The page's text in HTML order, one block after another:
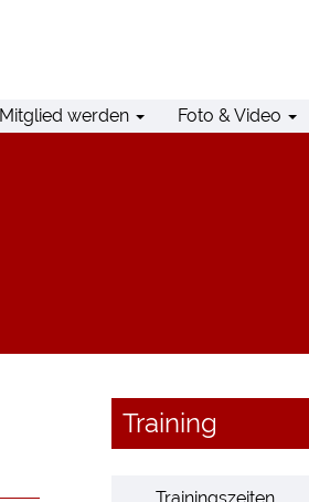
Mitglied werden Foto & Video
Training